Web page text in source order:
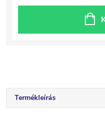
Termékleírás